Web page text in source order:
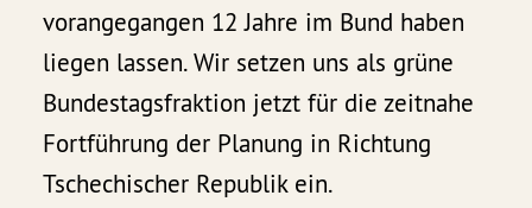
vorangegangen 12 Jahre im Bund haben
liegen lassen. Wir setzen uns als grüne
Bundestagsfraktion jetzt für die zeitnahe
Fortführung der Planung in Richtung
Tschechischer Republik ein.